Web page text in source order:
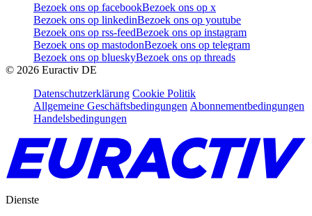
Bezoek ons op facebookBezoek ons op x
Bezoek ons op linkedinBezoek ons op youtube
Bezoek ons op rss-feedBezoek ons op instagram
Bezoek ons op mastodonBezoek ons op telegram
Bezoek ons op blueskyBezoek ons op threads
© 2026 Euractiv DE
Datenschutzerklärung Cookie Politik
Allgemeine Geschäftsbedingungen Abonnementbedingungen
Handelsbedingungen
Dienste